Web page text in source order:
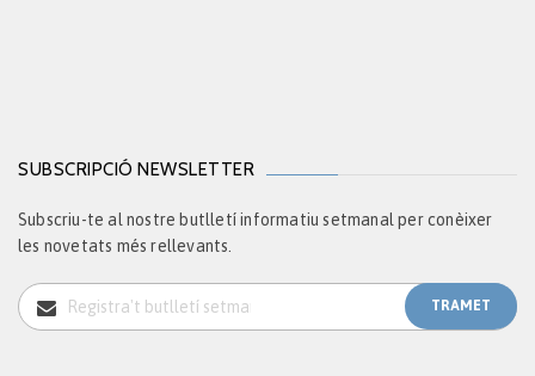
SUBSCRIPCIÓ NEWSLETTER
Subscriu-te al nostre butlletí informatiu setmanal per conèixer
les novetats més rellevants.